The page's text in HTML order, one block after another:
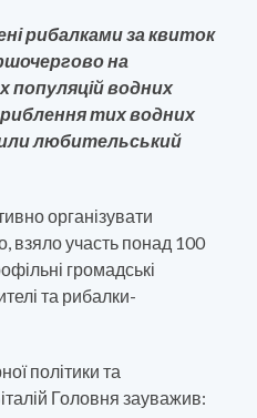
рибалками за квиток
на
популяцій водних
тих водних
любительський
організувати
взяло участь понад 100
громадські
та рибалки-
політики та
Головня зауважив: